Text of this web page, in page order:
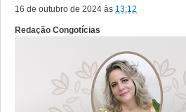
16 de outubro de 2024 às 13:12
Redação Congotícias